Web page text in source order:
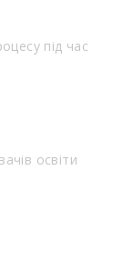
під час
освіти